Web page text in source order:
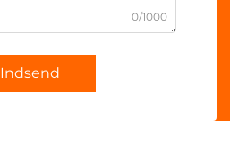
0/1000
Indsend